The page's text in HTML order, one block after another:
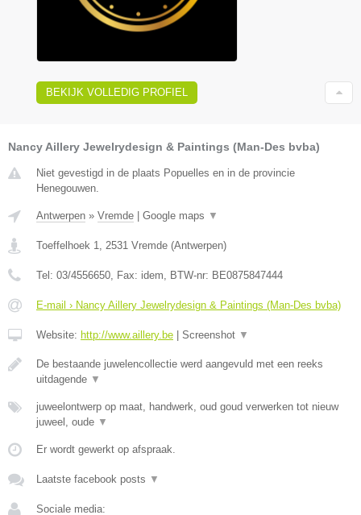
BEKIJK VOLLEDIG PROFIEL
Nancy Aillery Jewelrydesign & Paintings (Man-Des bvba)
Niet gevestigd in de plaats Popuelles en in de provincie
Henegouwen.
Antwerpen » Vremde | Google maps ▼
Toeffelhoek 1 2531 Vremde (Antwerpen)
Tel: 03/4556650 , Fax: idem , BTW-nr: BE0875847444
E-mail › Nancy Aillery Jewelrydesign & Paintings (Man-Des bvba)
Website: http://www.aillery.be | Screenshot ▼
De bestaande juwelencollectie werd aangevuld met een reeks
uitdagende ▼
juweelontwerp op maat, handwerk, oud goud verwerken tot nieuw
juweel, oude ▼
Er wordt gewerkt op afspraak.
Laatste facebook posts ▼
Sociale media: